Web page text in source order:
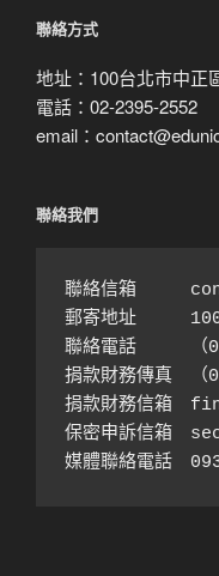
聯絡方式
地址：100台北市中正
電話：02-2395-2552
email：
聯絡我們
聯絡信箱　　　
郵寄地址　　　
聯絡電話　　　（
捐款財務傳真　（
捐款財務信箱　
保密申訴信箱　
媒體聯絡電話　